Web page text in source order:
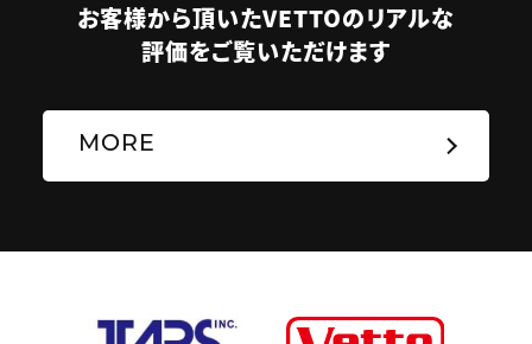
お客様から頂いたVETTOのリアルな
評価をご覧いただけます
MORE